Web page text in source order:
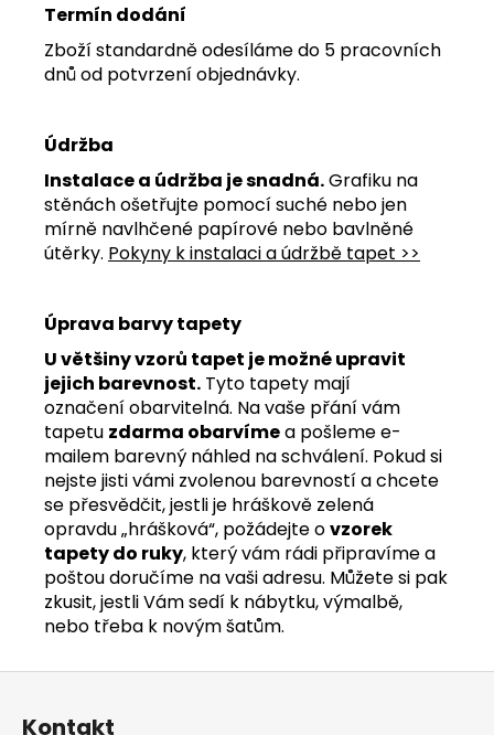
Termín dodání
Zboží standardně odesíláme do 5 pracovních
dnů od potvrzení objednávky.
Údržba
Instalace a údržba je snadná.Grafiku na
stěnách ošetřujte pomocí suché nebo jen
mírně navlhčené papírové nebo bavlněné
útěrky. Pokyny k instalaci a údržbě tapet >>
Úprava barvy tapety
U většiny vzorů tapet je možné upravit
jejich barevnost. Tyto tapety mají
označení obarvitelná. Na vaše přání vám
tapetu zdarma obarvímea pošleme e-
mailem barevný náhled na schválení. Pokud si
nejste jisti vámi zvolenou barevností a chcete
se přesvědčit, jestli je hráškově zelená
opravdu „hrášková“, požádejte ovzorek
tapety do ruky, který vám rádi připravíme a
poštou doručíme na vaši adresu. Můžete si pak
zkusit, jestli Vám sedí k nábytku, výmalbě,
nebo třeba k novým šatům.
Z
Kontakt